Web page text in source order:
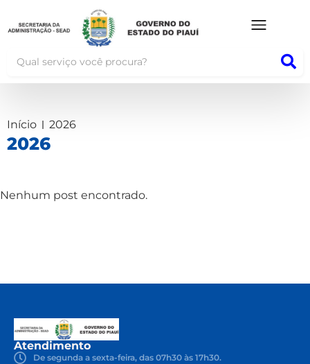
Início 2026
2026
Nenhum post encontrado.
Atendimento
De segunda a sexta-feira, das 07h30 às 17h30.